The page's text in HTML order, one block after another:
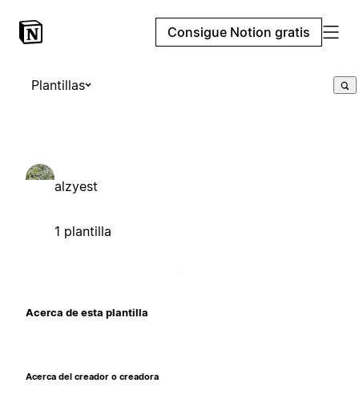
Consigue Notion gratis
Plantillas
alzyest
1 plantilla
Acerca de esta plantilla
Acerca del creador o creadora